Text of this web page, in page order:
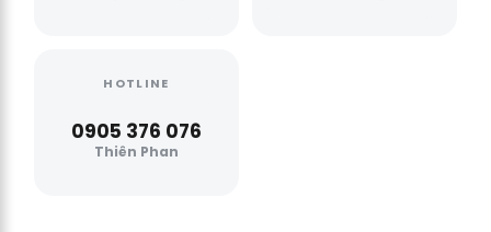
HOTLINE
0905 376 076
Thiên Phan